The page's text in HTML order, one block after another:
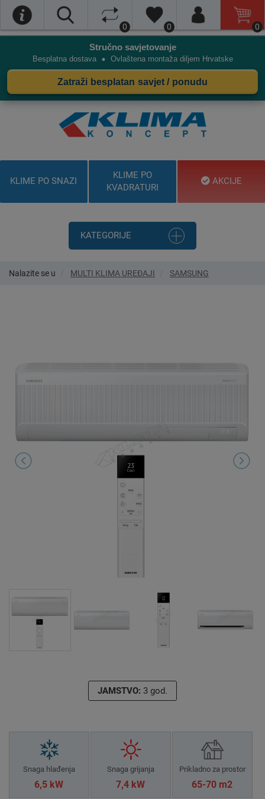
0 0 0
Stručno savjetovanje
Besplatna dostava • Ovlaštena montaža diljem Hrvatske
Zatraži besplatan savjet / ponudu
KLIME PO SNAZI
KLIME PO
KVADRATURI
AKCIJE
KATEGORIJE
Nalazite se u MULTI KLIMA UREĐAJI SAMSUNG
JAMSTVO: 3 god.
Snaga hlađenja
6,5 kW
Snaga grijanja
7,4 kW
Prikladno za prostor
65-70 m2